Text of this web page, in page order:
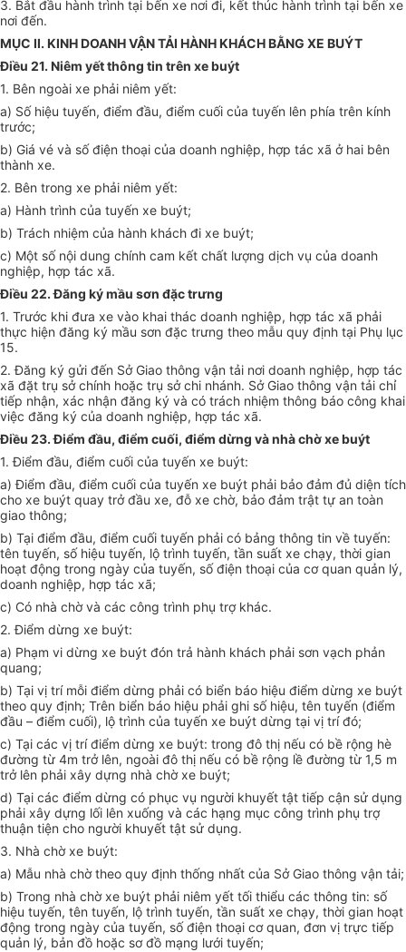
3. Bắt đầu hành trình tại bến xe nơi đi, kết thúc hành trình tại bến xe
nơi đến.
MỤC II. KINH DOANH VẬN TẢI HÀNH KHÁCH BẰNG XE BUÝT
Điều 21. Niêm yết thông tin trên xe buýt
1. Bên ngoài xe phải niêm yết:
a) Số hiệu tuyến, điểm đầu, điểm cuối của tuyến lên phía trên kính
trước;
b) Giá vé và số điện thoại của doanh nghiệp, hợp tác xã ở hai bên
thành xe.
2. Bên trong xe phải niêm yết:
a) Hành trình của tuyến xe buýt;
b) Trách nhiệm của hành khách đi xe buýt;
c) Một số nội dung chính cam kết chất lượng dịch vụ của doanh
nghiệp, hợp tác xã.
Điều 22. Đăng ký mầu sơn đặc trưng
1. Trước khi đưa xe vào khai thác doanh nghiệp, hợp tác xã phải
thực hiện đăng ký mầu sơn đặc trưng theo mẫu quy định tại Phụ lục
15.
2. Đăng ký gửi đến Sở Giao thông vận tải nơi doanh nghiệp, hợp tác
xã đặt trụ sở chính hoặc trụ sở chi nhánh. Sở Giao thông vận tải chỉ
tiếp nhận, xác nhận đăng ký và có trách nhiệm thông báo công khai
việc đăng ký của doanh nghiệp, hợp tác xã.
Điều 23. Điểm đầu, điểm cuối, điểm dừng và nhà chờ xe buýt
1. Điểm đầu, điểm cuối của tuyến xe buýt:
a) Điểm đầu, điểm cuối của tuyến xe buýt phải bảo đảm đủ diện tích
cho xe buýt quay trở đầu xe, đỗ xe chờ, bảo đảm trật tự an toàn
giao thông;
b) Tại điểm đầu, điểm cuối tuyến phải có bảng thông tin về tuyến:
tên tuyến, số hiệu tuyến, lộ trình tuyến, tần suất xe chạy, thời gian
hoạt động trong ngày của tuyến, số điện thoại của cơ quan quản lý,
doanh nghiệp, hợp tác xã;
c) Có nhà chờ và các công trình phụ trợ khác.
2. Điểm dừng xe buýt:
a) Phạm vi dừng xe buýt đón trả hành khách phải sơn vạch phản
quang;
b) Tại vị trí mỗi điểm dừng phải có biển báo hiệu điểm dừng xe buýt
theo quy định; Trên biển báo hiệu phải ghi số hiệu, tên tuyến (điểm
đầu – điểm cuối), lộ trình của tuyến xe buýt dừng tại vị trí đó;
c) Tại các vị trí điểm dừng xe buýt: trong đô thị nếu có bề rộng hè
đường từ 4m trở lên, ngoài đô thị nếu có bề rộng lề đường từ 1,5 m
trở lên phải xây dựng nhà chờ xe buýt;
d) Tại các điểm dừng có phục vụ người khuyết tật tiếp cận sử dụng
phải xây dựng lối lên xuống và các hạng mục công trình phụ trợ
thuận tiện cho người khuyết tật sử dụng.
3. Nhà chờ xe buýt:
a) Mẫu nhà chờ theo quy định thống nhất của Sở Giao thông vận tải;
b) Trong nhà chờ xe buýt phải niêm yết tối thiểu các thông tin: số
hiệu tuyến, tên tuyến, lộ trình tuyến, tần suất xe chạy, thời gian hoạt
động trong ngày của tuyến, số điện thoại cơ quan, đơn vị trực tiếp
quản lý, bản đồ hoặc sơ đồ mạng lưới tuyến;